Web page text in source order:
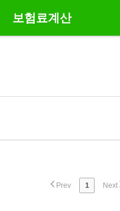
보험료계산
Prev 1 Next